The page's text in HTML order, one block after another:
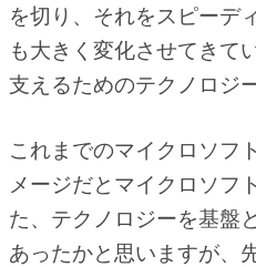
を切り、それをスピーデ
も大きく変化させてきて
支えるためのテクノロジ
これまでのマイクロソフ
メージだとマイクロソフ
た、テクノロジーを基盤
あったかと思いますが、